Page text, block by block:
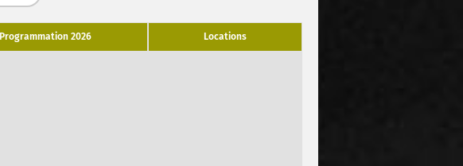
Programmation 2026 Locations